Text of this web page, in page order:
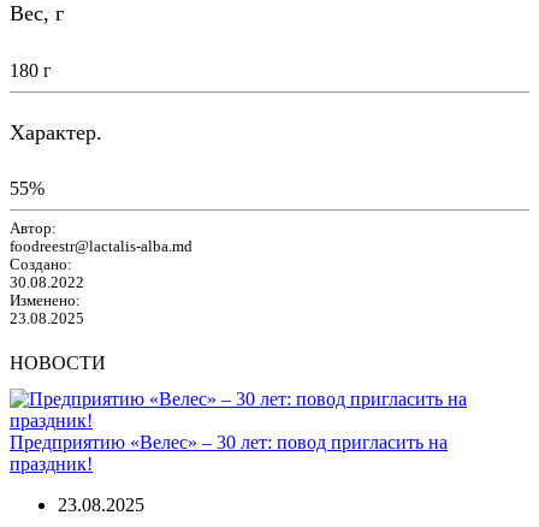
Вес, г
180 г
Характер.
55%
Автор:
foodreestr@lactalis-alba.md
Создано:
30.08.2022
Изменено:
23.08.2025
НОВОСТИ
Предприятию «Велес» – 30 лет: повод пригласить на
праздник!
23.08.2025